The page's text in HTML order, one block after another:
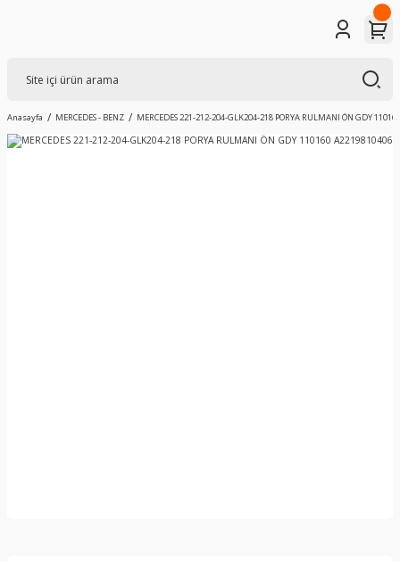
Anasayfa MERCEDES - BENZ MERCEDES 221-212-204-GLK204-218 PORYA RULMANI ÖN GDY